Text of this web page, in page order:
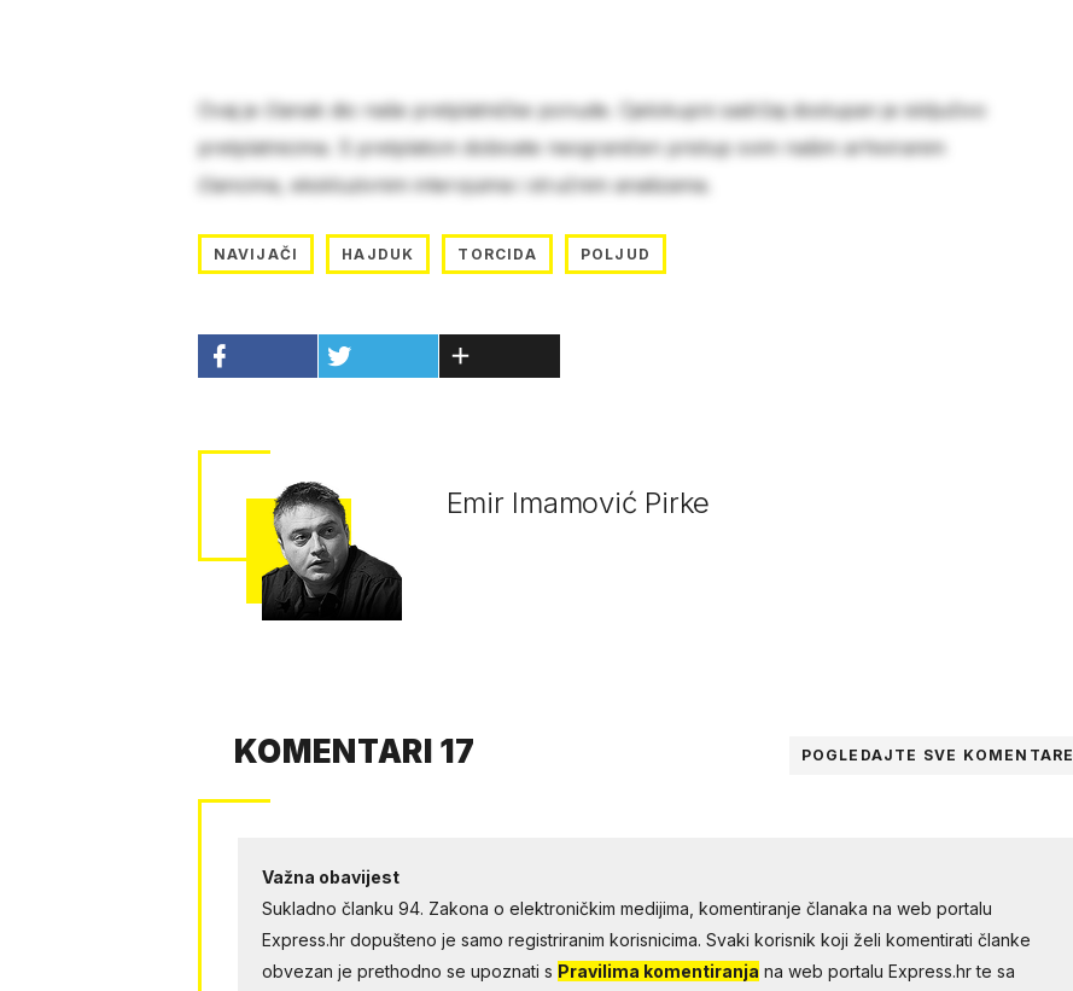
Ovaj je članak dio naše pretplatničke ponude. Cjelokupni sadržaj dostupan je isključivo
pretplatnicima. S pretplatom dobivate neograničen pristup svim našim arhiviranim
člancima, ekskluzivnim intervjuima i stručnim analizama.
NAVIJAČI HAJDUK TORCIDA POLJUD
Emir Imamović Pirke
KOMENTARI 17 POGLEDAJTE SVE KOMENTARE
Važna obavijest
Sukladno članku 94. Zakona o elektroničkim medijima, komentiranje članaka na web portalu
Express.hr dopušteno je samo registriranim korisnicima. Svaki korisnik koji želi komentirati članke
obvezan je prethodno se upoznati s Pravilima komentiranja na web portalu Express.hr te sa